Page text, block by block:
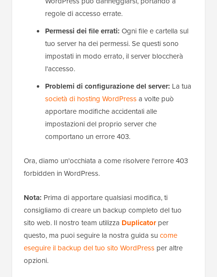
regole di accesso errate.
Permessi dei file errati: Ogni file e cartella sul
tuo server ha dei permessi. Se questi sono
impostati in modo errato, il server bloccherà
l'accesso.
Problemi di configurazione del server: La tua
società di hosting WordPressa volte può
apportare modifiche accidentali alle
impostazioni del proprio server che
comportano un errore 403.
Ora, diamo un'occhiata a come risolvere l'errore 403
forbidden in WordPress.
Nota: Prima di apportare qualsiasi modifica, ti
consigliamo di creare un backup completo del tuo
sito web. Il nostro team utilizza Duplicatorper
questo, ma puoi seguire la nostra guida su come
eseguire il backup del tuo sito WordPress per altre
opzioni.